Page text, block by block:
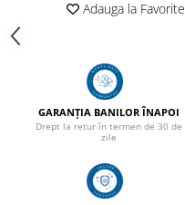
Adauga la Favorite
GARANȚIA BANILOR ÎNAPOI
Drept la retur în termen de 30 de
zile